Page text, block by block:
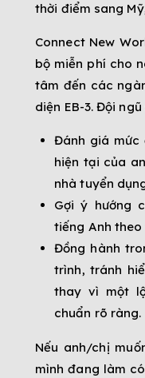
thời điểm sang
Connect New
bộ miễn phí cho
tâm đến các
diện EB-3. Đội ngũ
Đánh giá mức
hiện tại của
nhà tuyển
Gợi ý hướng
tiếng Anh
Đồng hành
trình, tránh
thay vì một
chuẩn rõ ràng.
Nếu anh/chị
mình đang làm